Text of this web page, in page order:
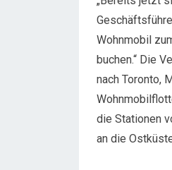
Wohnmobil
buchen.“ Die
nach Toronto,
die Stationen
an die